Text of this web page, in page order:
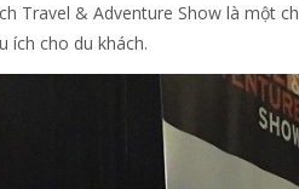
Travel & Adventure Show là một
ích cho du khách.